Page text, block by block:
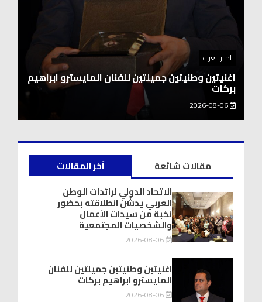
اخبار العرب
اغنيتين وطنيتين جميلتين للفنان المايسترو ابراهيم
بركات
2026-08-06
آخر المقالات
مقالات شائعة
الاتحاد الدولي لرائدات الوطن
العربي يدشّن انطلاقته بحضور
نخبة من سيدات الأعمال
والشخصيات المجتمعية
2026-08-06
اغنيتين وطنيتين جميلتين للفنان
المايسترو ابراهيم بركات
2026-08-06